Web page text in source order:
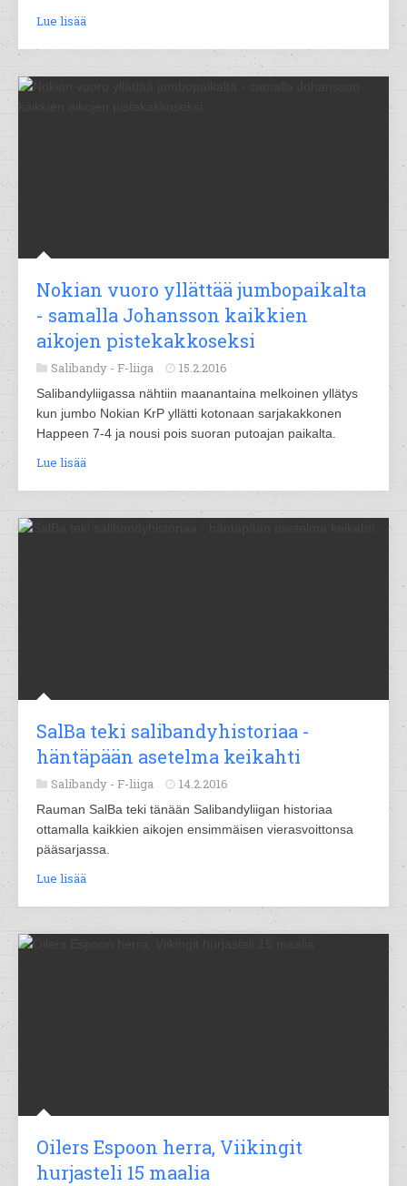
Lue lisää
Nokian vuoro yllättää jumbopaikalta
- samalla Johansson kaikkien
aikojen pistekakkoseksi
Salibandy - F-liiga 15.2.2016
Salibandyliigassa nähtiin maanantaina melkoinen yllätys
kun jumbo Nokian KrP yllätti kotonaan sarjakakkonen
Happeen 7-4 ja nousi pois suoran putoajan paikalta.
Lue lisää
SalBa teki salibandyhistoriaa -
häntäpään asetelma keikahti
Salibandy - F-liiga 14.2.2016
Rauman SalBa teki tänään Salibandyliigan historiaa
ottamalla kaikkien aikojen ensimmäisen vierasvoittonsa
pääsarjassa.
Lue lisää
Oilers Espoon herra, Viikingit
hurjasteli 15 maalia